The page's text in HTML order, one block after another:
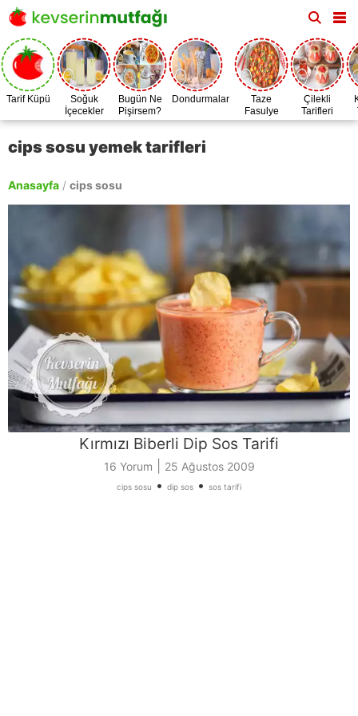
Tarif Küpü
Soğuk
İçecekler
Bugün Ne
Pişirsem?
Dondurmalar
Taze
Fasulye
Zamanı
Çilekli
Tarifleri
cips sosu yemek tarifleri
Anasayfa / cips sosu
Kırmızı Biberli Dip Sos Tarifi
16 Yorum 25 Ağustos 2009
cips sosu • dip sos • sos tarifi